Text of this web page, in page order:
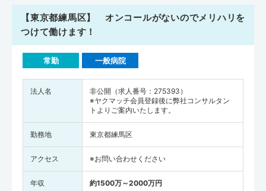
【東京都練馬区】 オンコールがないのでメリハリを
つけて働けます！
常勤 一般病院
法人名
非公開（求人番号：275393）
※ヤクマッチ会員登録後に弊社コンサルタン
トよりご案内いたします。
勤務地 東京都練馬区
アクセス ※お問い合わせください
年収 約1500万～2000万円